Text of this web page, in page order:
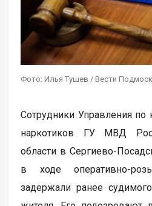
Фото: Илья Тушев / Вести
Сотрудники Управления
наркотиков ГУ МВД
области в Сергиево-
в ходе оперативно-
задержали ранее